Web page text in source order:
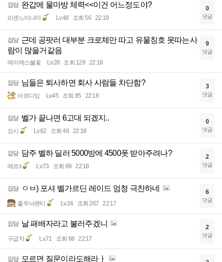
잡담 완갑에 물마방 체력<<이건 어느정도야?
리센느미나미 Lv.48 조회 56 22:19
0
댓글
잡담 근데 공팟러 대부분 크로체만 따고 유물칭호 못따는사
람이 많을거같음
에이메스불꽃 Lv.28 조회 129 22:18
9
댓글
잡담 님들은 퇴사하면 회사 사람들 차단함?
아르디잉 Lv.45 조회 85 22:18
3
댓글
잡담 벨가 끝나면 6고대 되겠지..
요시 Lv.62 조회 48 22:18
0
댓글
잡담 담주 벨하 딜러 5000방에 4500폿 받아주려나?
메르s Lv.73 조회 69 22:18
2
댓글
잡담 ㅇㅂ) 포셔 벨가르딘 레이드 엄청 극찬하네
줄무늬팬티 Lv.24 조회 267 22:17
6
댓글
잡담 날 패배자라고 불러주겠니
구급차 Lv.71 조회 68 22:17
2
댓글
잡담 모르면 질문이라도해라ㅏ